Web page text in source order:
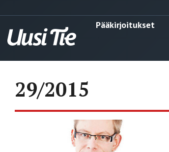
Pääkirjoitukset
29/2015